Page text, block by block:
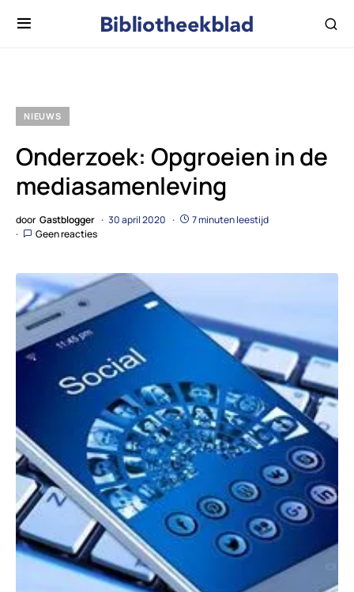
NIEUWS
Onderzoek: Opgroeien in de
mediasamenleving
door Gastblogger 30 april 2020
7 minuten leestijd
Geen reacties